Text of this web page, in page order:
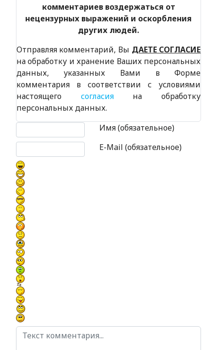
комментариев воздержаться от
нецензурных выражений и оскорбления
других людей.
Отправляя комментарий, Вы ДАЕТЕ СОГЛАСИЕ
на обработку и хранение Ваших персональных
данных, указанных Вами в Форме
комментария в соответствии с условиями
настоящего согласияна обработку
персональных данных.
Имя (обязательное)
E-Mail (обязательное)
Текст комментария